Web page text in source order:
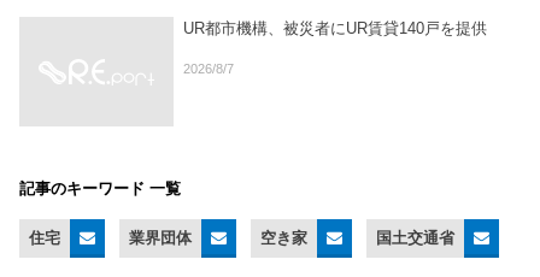
UR都市機構、被災者にUR賃貸140戸を提供
2026/8/7
記事のキーワード 一覧
住宅 業界団体 空き家 国土交通省